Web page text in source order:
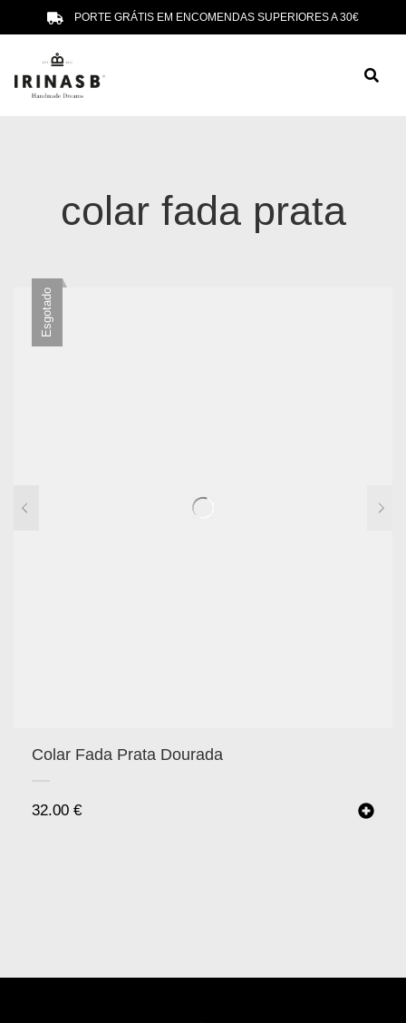
PORTE GRÁTIS EM ENCOMENDAS SUPERIORES A 30€
colar fada prata
Esgotado
Colar Fada Prata Dourada
32.00 €